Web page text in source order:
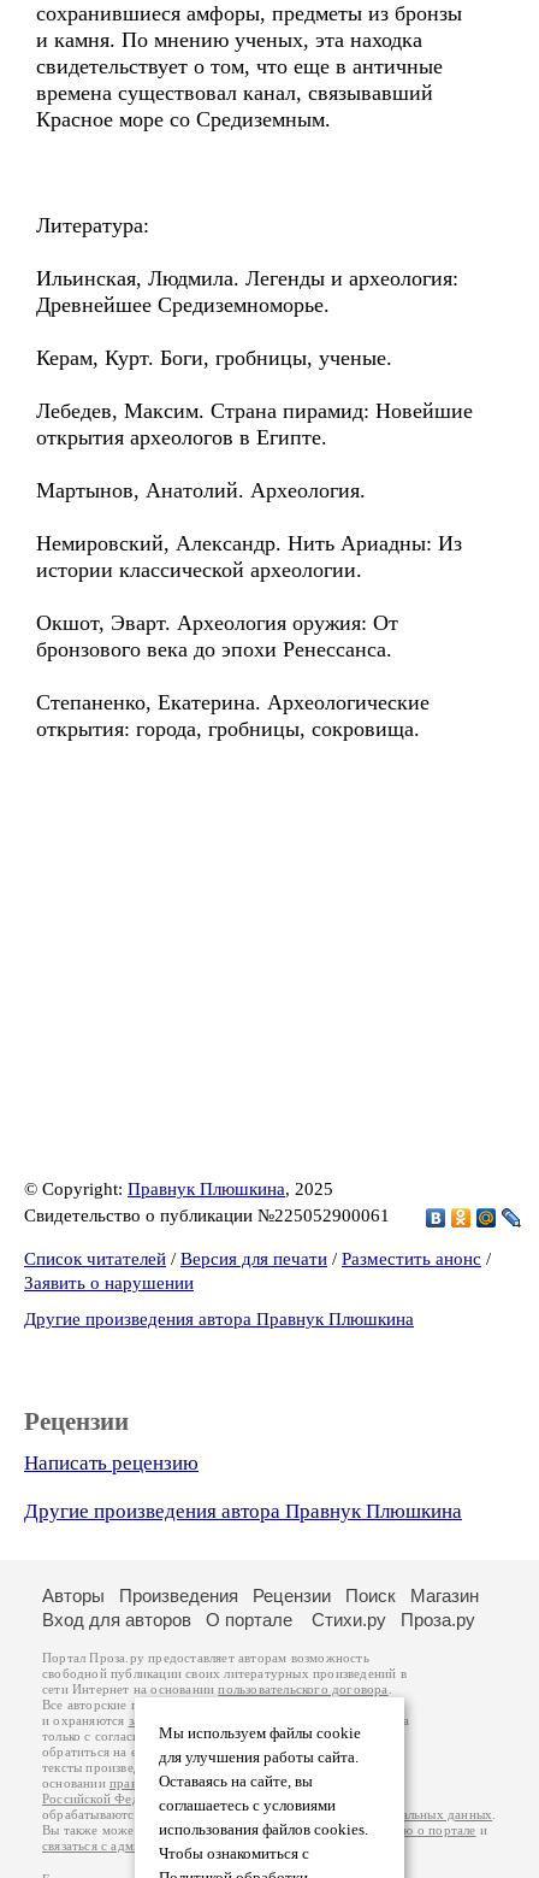
сохранившиеся амфоры, предметы из бронзы
и камня. По мнению ученых, эта находка
свидетельствует о том, что еще в античные
времена существовал канал, связывавший
Красное море со Средиземным.
Литература:
Ильинская, Людмила. Легенды и археология:
Древнейшее Средиземноморье.
Керам, Курт. Боги, гробницы, ученые.
Лебедев, Максим. Страна пирамид: Новейшие
открытия археологов в Египте.
Мартынов, Анатолий. Археология.
Немировский, Александр. Нить Ариадны: Из
истории классической археологии.
Окшот, Эварт. Археология оружия: От
бронзового века до эпохи Ренессанса.
Степаненко, Екатерина. Археологические
открытия: города, гробницы, сокровища.
© Copyright: Правнук Плюшкина, 2025
Свидетельство о публикации №225052900061
Список читателей / Версия для печати / Разместить анонс /
Заявить о нарушении
Другие произведения автора Правнук Плюшкина
Рецензии
Написать рецензию
Другие произведения автора Правнук Плюшкина
Мы используем файлы cookie
для улучшения работы сайта.
Оставаясь на сайте, вы
соглашаетесь с условиями
использования файлов cookies.
Чтобы ознакомиться с
Авторы Произведения Рецензии Поиск
Магазин
Вход для авторов
О портале Стихи.ру Проза.ру
Портал Проза.ру предоставляет авторам возможность
свободной публикации своих литературных произведений в
сети Интернет на основаниипользовательского договора
Все авторские права на произведения принадлежат авторам
и охраняются законом
. Перепечатка произведений возможна
только с согласия его автора, к которому вы можете
обратиться на его авторской странице. Ответственность за
тексты произведений авторы несут самостоятельно на
основанииправил публикацииизаконодательства
Российской Федерации
обрабатываются на основанииПолитики обработки персональных данных
Вы также можете посмотреть более подробнуюинформацию о портале и
связаться с администрацией